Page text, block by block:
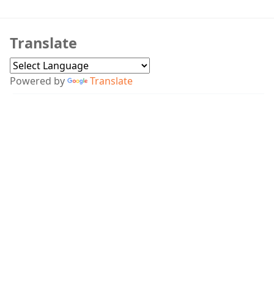
Translate
Powered by Translate